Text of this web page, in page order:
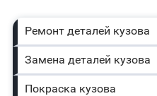
Ремонт деталей кузова
Замена деталей кузова
Покраска кузова